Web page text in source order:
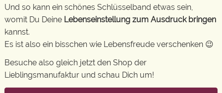
Und so kann ein schönes Schlüsselband etwas sein,
womit Du Deine Lebenseinstellung zum Ausdruck bringen
kannst.
Es ist also ein bisschen wie Lebensfreude verschenken 😉
Besuche also gleich jetzt den Shop der
Lieblingsmanufaktur und schau Dich um!